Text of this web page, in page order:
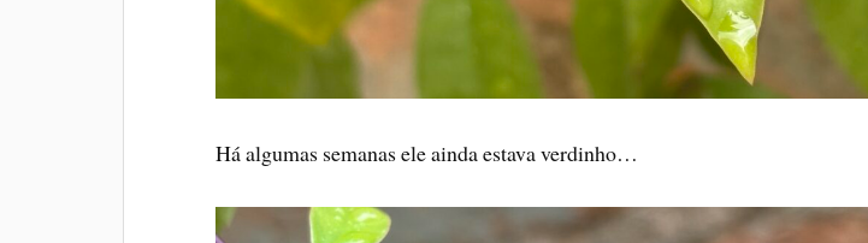
Há algumas semanas ele ainda estava verdinho…